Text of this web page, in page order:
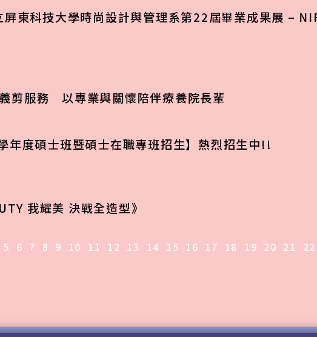
東科技大學時尚設計與管理系第22屆畢業成果展 –
剪服務 以專業與關懷陪伴療養院長輩
年度碩士班暨碩士在職專班招生】熱烈招生中!!
我耀美 決戰全造型》
5 6 7 8 9 10 11 12 13 14 15 16 17 18 19 20 21 22